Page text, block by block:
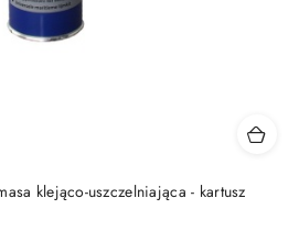
klejąco-uszczelniająca - kartusz